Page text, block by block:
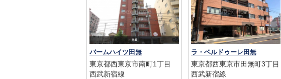
バームハイツ田無
東京都西東京市南町1丁目
西武新宿線
ラ・ベルドゥーレ田無
東京都西東京市田無町3丁目
西武新宿線